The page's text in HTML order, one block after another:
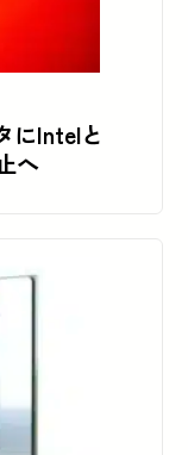
にIntelと
へ